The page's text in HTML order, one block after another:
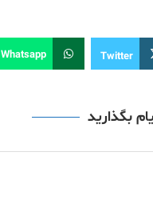
Twitter
Whatsapp
بگذارید